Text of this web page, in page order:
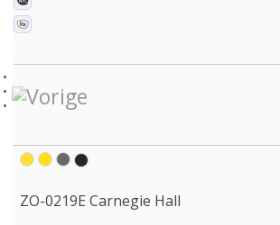
ZO-0219E Carnegie Hall